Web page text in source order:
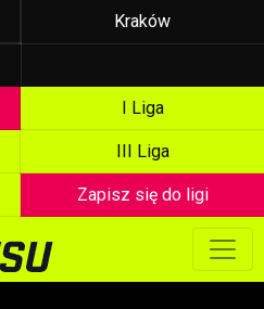
Kraków
I Liga
III Liga
Zapisz się do ligi